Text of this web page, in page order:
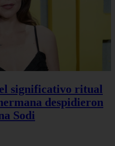
significativo ritual
despidieron
Sodi